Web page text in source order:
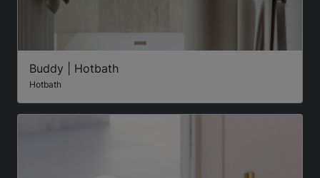
Buddy | Hotbath
Hotbath